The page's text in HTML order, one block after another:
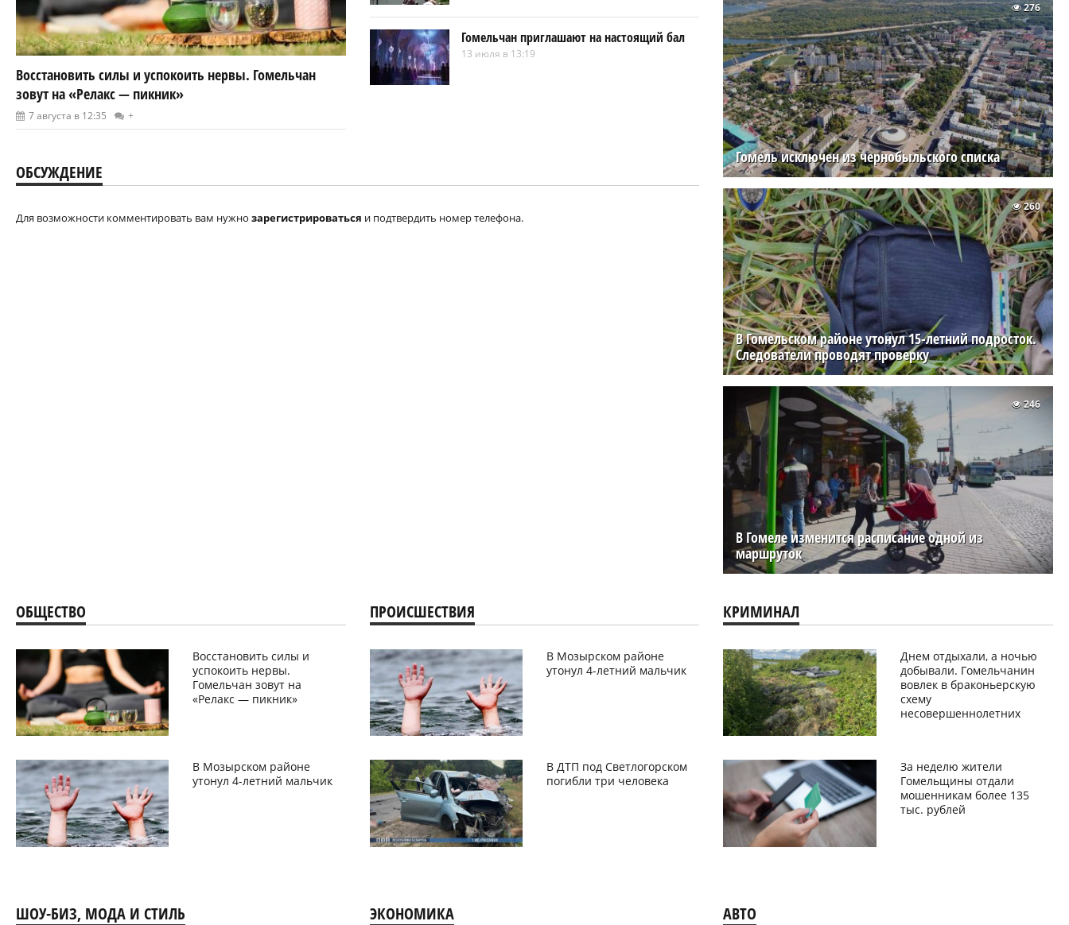
Восстановить силы и успокоить нервы. Гомельчан
зовут на «Релакс — пикник»
7 августа в 12:35 +
Гомельчан приглашают на настоящий бал
13 июля в 13:19
ОБСУЖДЕНИЕ
Для возможности комментировать вам нужно зарегистрироваться и подтвердить номер телефона.
Гомель исключен из чернобыльского списка
276
В Гомельском районе утонул 15-летний подросток.
Следователи проводят проверку
260
В Гомеле изменится расписание одной из
маршруток
246
ОБЩЕСТВО
Восстановить силы и
успокоить нервы.
Гомельчан зовут на
«Релакс — пикник»
В Мозырском районе
утонул 4-летний мальчик
ПРОИСШЕСТВИЯ
В Мозырском районе
утонул 4-летний мальчик
В ДТП под Светлогорском
погибли три человека
КРИМИНАЛ
Днем отдыхали, а ночью
добывали. Гомельчанин
вовлек в браконьерскую
схему
несовершеннолетних
За неделю жители
Гомельщины отдали
мошенникам более 135
тыс. рублей
ШОУ-БИЗ, МОДА И СТИЛЬ ЭКОНОМИКА АВТО